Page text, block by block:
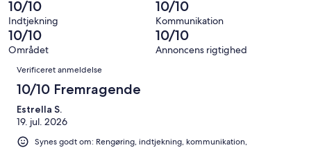
280
anmeldelser
alt
280
anmeldelser
10/10
Indtjekning
10/10
Kommunikation
10/10
Området
10/10
Annoncens rigtighed
Anmeldelser
Verificeret anmeldelse
10/10 Fremragende
Estrella S.
19. jul. 2026
Synes godt om: Rengøring, indtjekning, kommunikation,